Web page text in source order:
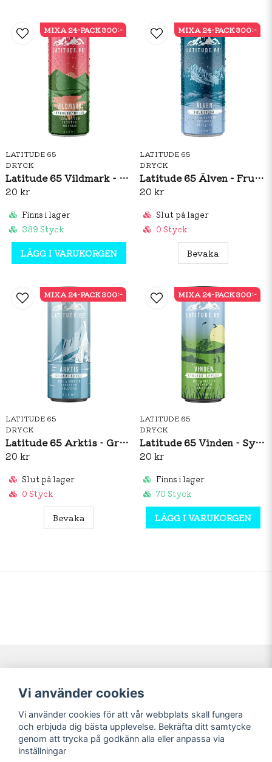
LATITUDE 65
DRYCK
Latitude 65 Vildmark - Jordgubb/Melon 330ml
20 kr
Finns i lager
389 Styck
LÄGG I VARUKORGEN
MIXA 24-PACK 300:-
LATITUDE 65
DRYCK
Latitude 65 Älven - Fruktsoda 330ml
20 kr
Slut på lager
0 Styck
Bevaka
MIXA 24-PACK 300:-
LATITUDE 65
DRYCK
Latitude 65 Arktis - Granatäpple 330ml
20 kr
Slut på lager
0 Styck
Bevaka
MIXA 24-PACK 300:-
LATITUDE 65
DRYCK
Latitude 65 Vinden - Syrliga Äpplen 330ml
20 kr
Finns i lager
70 Styck
LÄGG I VARUKORGEN
MIXA 24-PACK 300:-
Navigering
Nyheter!
Förbeställning
Mitt konto
Logga in
Registrera dig
Glömt lösenord?
Sociala medier
Vi använder cookies
Vi använder cookies för att vår webbplats skall fungera
och erbjuda dig bästa upplevelse. Bekräfta ditt samtycke
genom att trycka på godkänn alla eller anpassa via
inställningar